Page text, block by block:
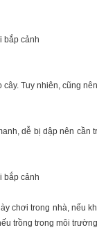
Tuy nhiên, cũng
dễ bị dập nên
chơi trong nhà, nếu
trồng trong môi